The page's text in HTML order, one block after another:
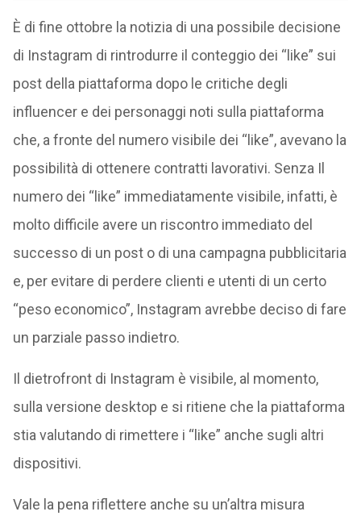
È di fine ottobre la notizia di una possibile decisione
di Instagram di rintrodurre il conteggio dei “like” sui
post della piattaforma dopo le critiche degli
influencer e dei personaggi noti sulla piattaforma
che, a fronte del numero visibile dei “like”, avevano la
possibilità di ottenere contratti lavorativi. Senza Il
numero dei “like” immediatamente visibile, infatti, è
molto difficile avere un riscontro immediato del
successo di un post o di una campagna pubblicitaria
e, per evitare di perdere clienti e utenti di un certo
“peso economico”, Instagram avrebbe deciso di fare
un parziale passo indietro.
Il dietrofront di Instagram è visibile, al momento,
sulla versione desktop e si ritiene che la piattaforma
stia valutando di rimettere i “like” anche sugli altri
dispositivi.
Vale la pena riflettere anche su un’altra misura